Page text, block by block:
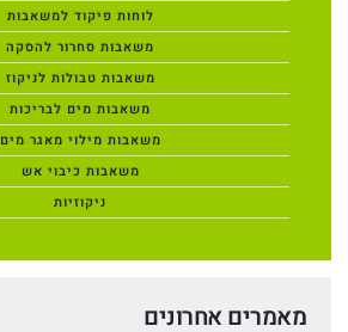
לוחות פיקוד למשאבות
משאבות סחרור להסקה
משאבות טבולות לניקוז
משאבות מים לבריכות
משאבות מילוי מאגר מים
משאבות כיבוי אש
ניקוזיות
מאמרים אחרונים